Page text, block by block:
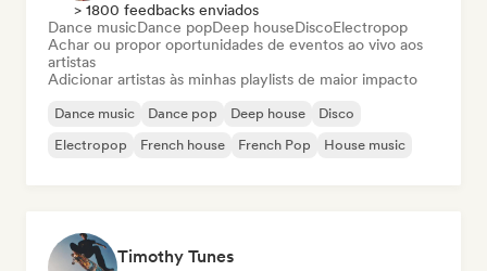
> 1800 feedbacks enviados
Dance musicDance popDeep houseDiscoElectropop
Achar ou propor oportunidades de eventos ao vivo aos
artistas
Adicionar artistas às minhas playlists de maior impacto
Dance music Dance pop Deep house
Disco
Electropop
French house French Pop House music
Timothy Tunes